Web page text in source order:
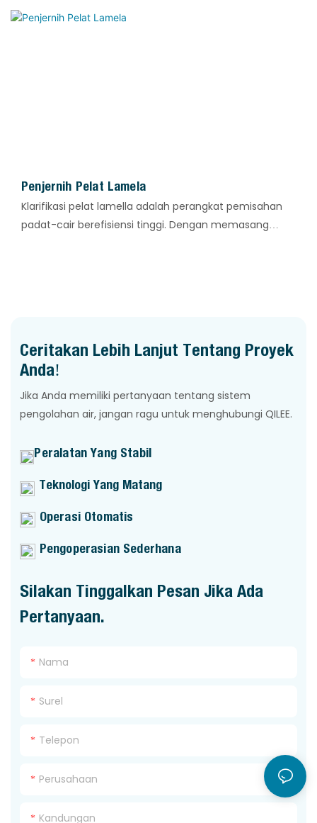
Penjernih Pelat Lamela
Klarifikasi pelat lamella adalah perangkat pemisahan
padat-cair berefisiensi tinggi. Dengan memasang
Ceritakan Lebih Lanjut Tentang Proyek
Anda!
Jika Anda memiliki pertanyaan tentang sistem
pengolahan air, jangan ragu untuk menghubungi QILEE.
Peralatan Yang Stabil
Teknologi Yang Matang
Operasi Otomatis
Pengoperasian Sederhana
Silakan Tinggalkan Pesan Jika Ada
Pertanyaan.
Nama
Surel
Telepon
Perusahaan
Kandungan